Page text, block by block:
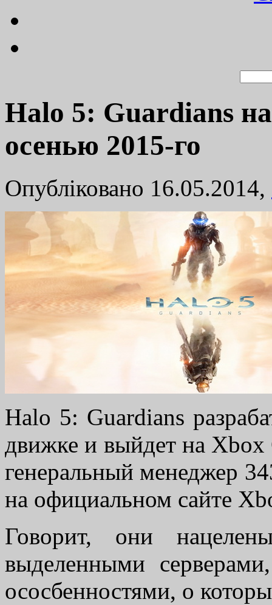
Halo 5: Guardians
осенью 2015-го
Опубліковано 16.05.2014,
Halo 5: Guardians
движке и выйдет на
генеральный менеджер
на официальном сайте
Говорит, они
выделенными
ососбенностями, о